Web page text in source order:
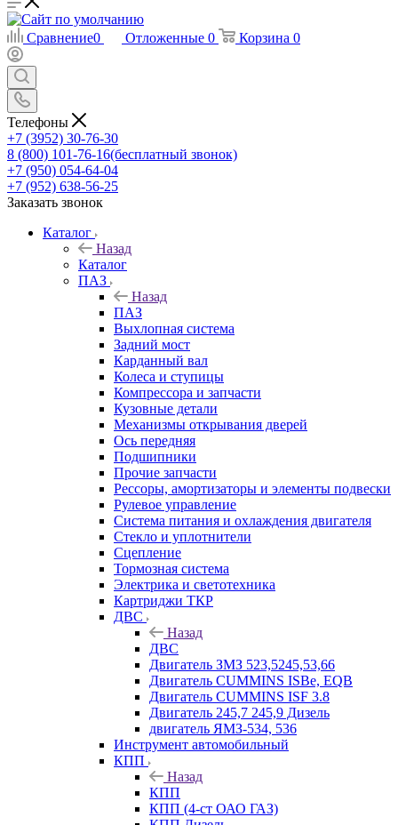
Сравнение0 Отложенные 0 Корзина 0
Телефоны
+7 (3952) 30-76-30
8 (800) 101-76-16(бесплатный звонок)
+7 (950) 054-64-04
+7 (952) 638-56-25
Заказать звонок
Каталог
Назад
Каталог
ПАЗ
Назад
ПАЗ
Выхлопная система
Задний мост
Карданный вал
Колеса и ступицы
Компрессора и запчасти
Кузовные детали
Механизмы открывания дверей
Ось передняя
Подшипники
Прочие запчасти
Рессоры, амортизаторы и элементы подвески
Рулевое управление
Система питания и охлаждения двигателя
Стекло и уплотнители
Сцепление
Тормозная система
Электрика и светотехника
Картриджи ТКР
ДВС
Назад
ДВС
Двигатель ЗМЗ 523,5245,53,66
Двигатель CUMMINS ISBe, EQB
Двигатель CUMMINS ISF 3.8
Двигатель 245,7 245,9 Дизель
двигатель ЯМЗ-534, 536
Инструмент автомобильный
КПП
Назад
КПП
КПП (4-ст ОАО ГАЗ)